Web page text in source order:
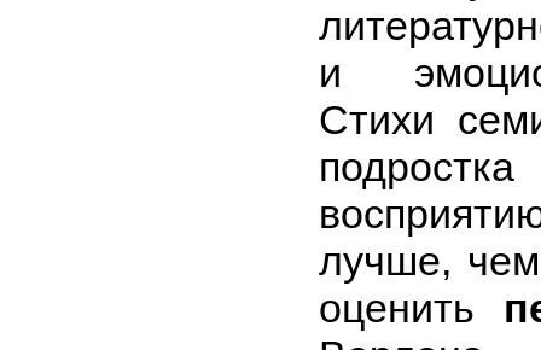
и
Стихи
лучше,
оценить